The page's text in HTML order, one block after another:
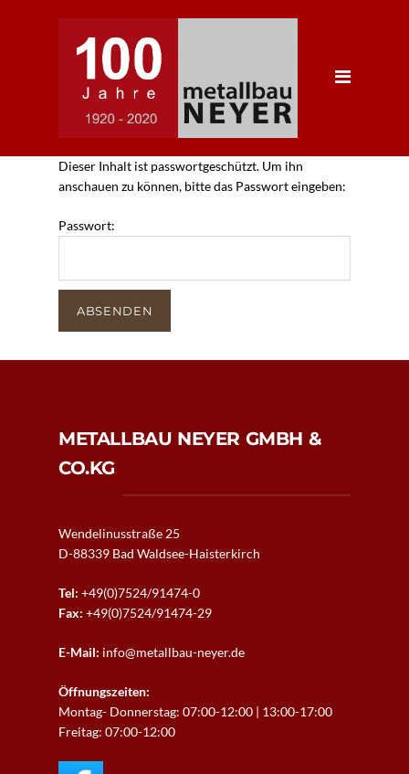
Karriere
Portfolio
Referenzen
Dieser Inhalt ist passwortgeschützt. Um ihn
anschauen zu können, bitte das Passwort eingeben:
Passwort:
METALLBAU NEYER GMBH &
CO.KG
Wendelinusstraße 25
D-88339 Bad Waldsee-Haisterkirch
Tel: +49(0)7524/91474-0
Fax: +49(0)7524/91474-29
E-Mail: info@metallbau-neyer.de
Öffnungszeiten:
Montag- Donnerstag: 07:00-12:00 | 13:00-17:00
Freitag: 07:00-12:00